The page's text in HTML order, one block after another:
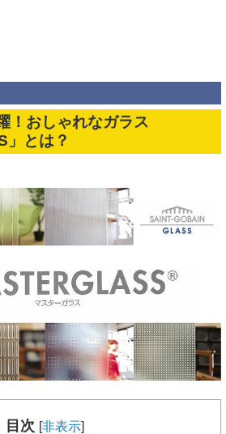
！おしゃれなガラス
」とは？
目次 [非表示]